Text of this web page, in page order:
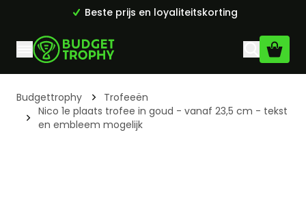
Beste prijs en loyaliteitskorting
Top kwaliteit
Ga naar de inhoud
Budgettrophy
Trofeeën
Nico 1e plaats trofee in goud - vanaf 23,5 cm - tekst
en embleem mogelijk